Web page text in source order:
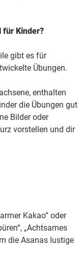
für Kinder?
gibt es für
Übungen.
enthalten
die Übungen gut
Bilder oder
vorstellen und dir
Kakao“ oder
„Achtsames
die Asanas lustige